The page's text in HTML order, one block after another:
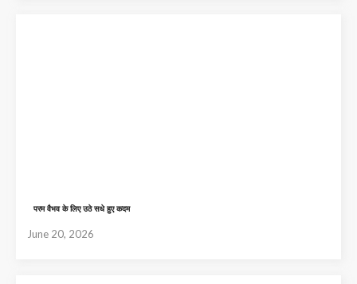
परम वैभव के लिए उठे सधे हुए कदम
June 20, 2026